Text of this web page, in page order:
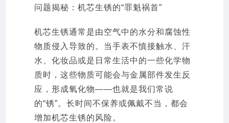
问题揭秘：机芯生锈的“罪魁祸首”
机芯生锈通常是由空气中的水分和腐蚀性
物质侵入导致的。当手表不慎接触水、汗
水、化妆品或是日常生活中的一些化学物
质时，这些物质可能会与金属部件发生反
应，形成氧化物——也就是我们常说
的“锈”。长时间不保养或佩戴不当，都会
增加机芯生锈的风险。